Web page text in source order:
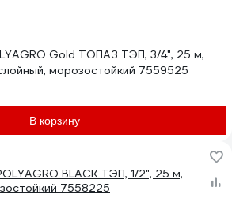
Gold ТОПАЗ ТЭП, 3/4", 25 м,
морозостойкий 7559525
В корзину